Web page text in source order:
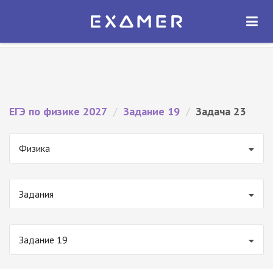
Экзамер — ЕГЭ 2027
ОТКРЫТЬ
ЕГЭ по физике 2027 / Задание 19 / Задача 23
Физика
Задания
Задание 19